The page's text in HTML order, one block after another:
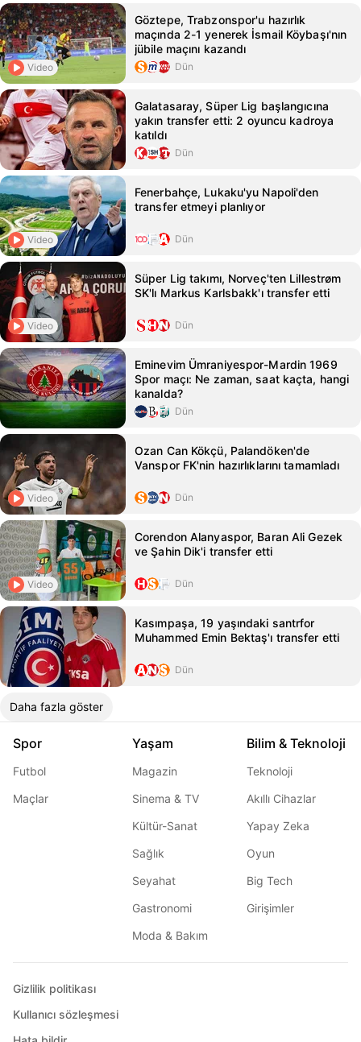
Video
Göztepe, Trabzonspor'u hazırlık
maçında 2-1 yenerek İsmail Köybaşı'nın
jübile maçını kazandı
Dün
Galatasaray, Süper Lig başlangıcına
yakın transfer etti: 2 oyuncu kadroya
katıldı
Dün
Video
Fenerbahçe, Lukaku'yu Napoli'den
transfer etmeyi planlıyor
Dün
Video
Süper Lig takımı, Norveç'ten Lillestrøm
SK'lı Markus Karlsbakk'ı transfer etti
Dün
Eminevim Ümraniyespor-Mardin 1969
Spor maçı: Ne zaman, saat kaçta, hangi
kanalda?
Dün
Video
Ozan Can Kökçü, Palandöken'de
Vanspor FK'nin hazırlıklarını tamamladı
Dün
Video
Corendon Alanyaspor, Baran Ali Gezek
ve Şahin Dik'i transfer etti
Dün
Kasımpaşa, 19 yaşındaki santrfor
Muhammed Emin Bektaş'ı transfer etti
Dün
Daha fazla göster
Spor
Futbol
Maçlar
Yaşam
Magazin
Sinema & TV
Kültür-Sanat
Sağlık
Seyahat
Gastronomi
Moda & Bakım
Bilim & Teknoloji
Teknoloji
Akıllı Cihazlar
Yapay Zeka
Oyun
Big Tech
Girişimler
Gizlilik politikası
Kullanıcı sözleşmesi